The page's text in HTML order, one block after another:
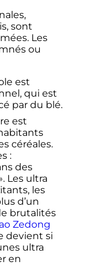
sont
Les
ou
est
qui est
par du blé.
est
céréales.
:
des
Les ultra
les
d’un
brutalités
Zedong
devient si
ultra
en